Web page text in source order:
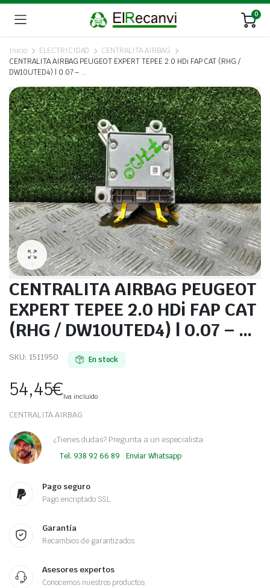
0
Inicio ELECTRICIDAD
CENTRALITA AIRBAG
CENTRALITA AIRBAG PEUGEOT EXPERT TEPEE 2.0 HDi FAP CAT (RHG /
DW10UTED4) | 0.07 – …
CENTRALITA AIRBAG PEUGEOT
EXPERT TEPEE 2.0 HDi FAP CAT
(RHG / DW10UTED4) | 0.07 – …
SKU: 1511950 En stock
54,45€Iva incluido
CENTRALITA AIRBAG
¿Tienes dudas? Pregunta a un especialista
Tel. 938 92 66 89 Enviar Whatsapp
Pago seguro
Pago encriptado SSL
Garantía
Recambios de garantizados
Asesores expertos
Conocemos nuestros productos